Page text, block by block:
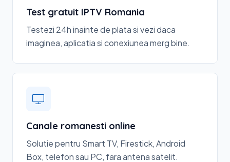
Test gratuit IPTV Romania
Testezi 24h inainte de plata si vezi daca
imaginea, aplicatia si conexiunea merg bine.
Canale romanesti online
Solutie pentru Smart TV, Firestick, Android
Box, telefon sau PC, fara antena satelit.